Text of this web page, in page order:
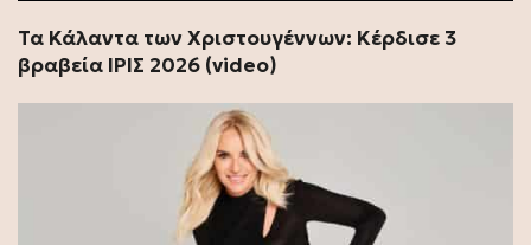
Τα Κάλαντα των Χριστουγέννων: Κέρδισε 3
βραβεία ΊΡΙΣ 2026 (video)